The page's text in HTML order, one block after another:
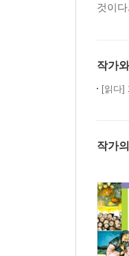
*이름을 뺏
*살아남은
해방에서
*살당보민
제주 역사
것이
작가
[읽다]
작가